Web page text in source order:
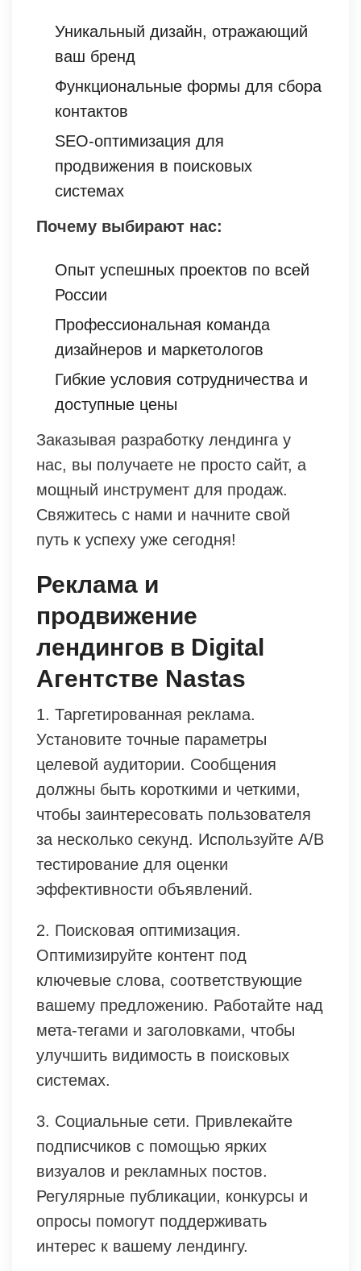
Уникальный дизайн, отражающий
ваш бренд
Функциональные формы для сбора
контактов
SEO-оптимизация для
продвижения в поисковых
системах
Почему выбирают нас:
Опыт успешных проектов по всей
России
Профессиональная команда
дизайнеров и маркетологов
Гибкие условия сотрудничества и
доступные цены
Заказывая разработку лендинга у
нас, вы получаете не просто сайт, а
мощный инструмент для продаж.
Свяжитесь с нами и начните свой
путь к успеху уже сегодня!
Реклама и
продвижение
лендингов в Digital
Агентстве Nastas
1. Таргетированная реклама.
Установите точные параметры
целевой аудитории. Сообщения
должны быть короткими и четкими,
чтобы заинтересовать пользователя
за несколько секунд. Используйте A/B
тестирование для оценки
эффективности объявлений.
2. Поисковая оптимизация.
Оптимизируйте контент под
ключевые слова, соответствующие
вашему предложению. Работайте над
мета-тегами и заголовками, чтобы
улучшить видимость в поисковых
системах.
3. Социальные сети. Привлекайте
подписчиков с помощью ярких
визуалов и рекламных постов.
Регулярные публикации, конкурсы и
опросы помогут поддерживать
интерес к вашему лендингу.